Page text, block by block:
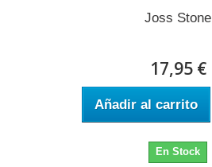
Joss Stone
17,95 €
Añadir al carrito
En Stock